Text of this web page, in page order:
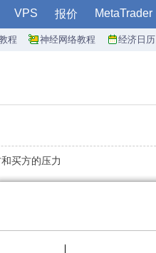
VPS 报价 MetaTrader
程 神经网络教程 经济日历
买方的压力